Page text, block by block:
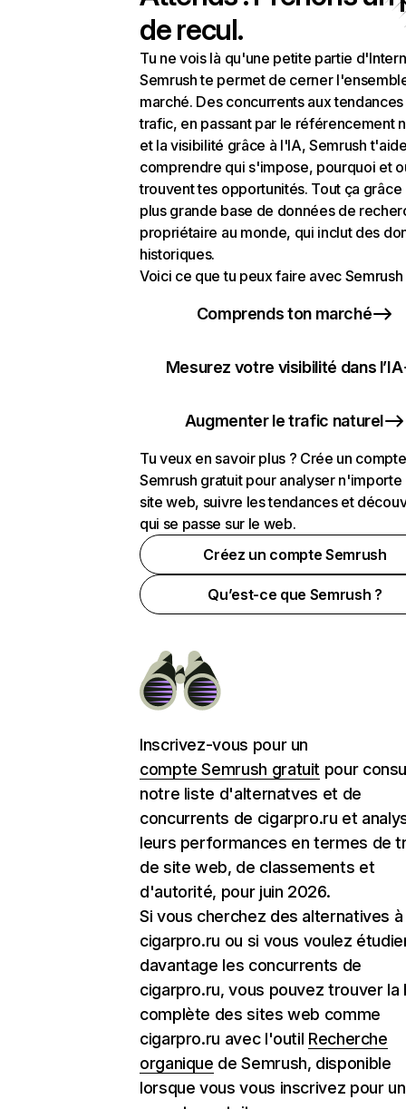
de recul.
Tu ne vois là qu'une petite partie
Semrush te permet de cerner
marché. Des concurrents aux
trafic, en passant par le référencement
et la visibilité grâce à l'IA, Semrush
comprendre qui s'impose, pourquoi et
trouvent tes opportunités. Tout ça grâce
plus grande base de données de
propriétaire au monde, qui inclut des
historiques.
Voici ce que tu peux faire avec Semrush
Comprends ton marché
Mesurez votre visibilité dans l’IA
Augmenter le trafic naturel
Tu veux en savoir plus ? Crée un compte
Semrush gratuit pour analyser n'importe
site web, suivre les tendances et
qui se passe sur le web.
Créez un compte Semrush
Qu’est-ce que Semrush ?
Inscrivez-vous pour un
compte Semrush gratuit pour
notre liste d'alternatves et de
concurrents de cigarpro.ru et
leurs performances en termes de
de site web, de classements et
d'autorité, pour juin 2026.
Si vous cherchez des alternatives à
cigarpro.ru ou si vous voulez
davantage les concurrents de
cigarpro.ru, vous pouvez trouver la
complète des sites web comme
cigarpro.ru avec l'outil Recherche
organique de Semrush, disponible
lorsque vous vous inscrivez pour un